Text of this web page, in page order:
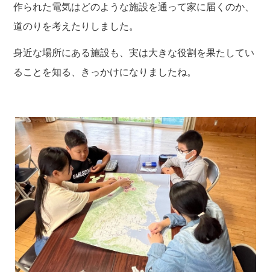
作られた電気はどのような施設を通って家に届くのか、
道のりを考えたりしました。
身近な場所にある施設も、実は大きな役割を果たしてい
ることを知る、きっかけになりましたね。